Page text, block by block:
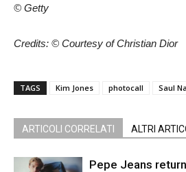
© Getty
Credits: © Courtesy of Christian Dior
TAGS Kim Jones photocall Saul
ARTICOLI CORRELATI ALTRI
Pepe Jeans